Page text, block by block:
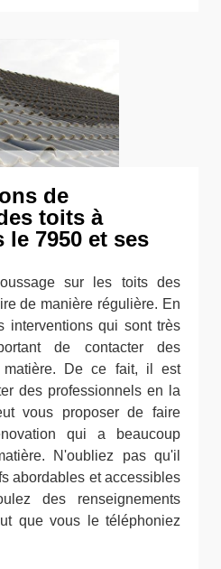
de
toits à
le 7950 et ses
sur les toits des
de manière régulière. En
interventions qui sont très
de contacter des
matière. De ce fait, il est
des professionnels en la
vous proposer de faire
qui a beaucoup
N'oubliez pas qu'il
abordables et accessibles
des renseignements
que vous le téléphoniez